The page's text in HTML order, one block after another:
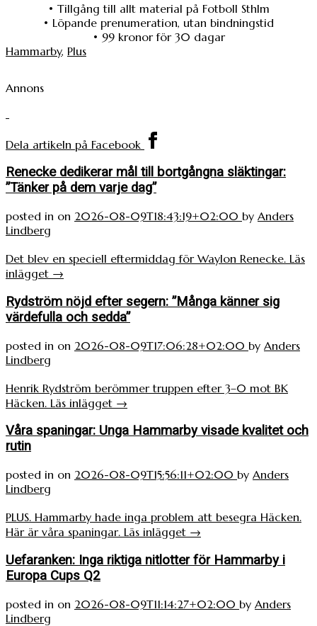
• Tillgång till allt material på Fotboll Sthlm
• Löpande prenumeration, utan bindningstid
• 99 kronor för 30 dagar
Hammarby, Plus
Annons
Dela artikeln på Facebook
Renecke dedikerar mål till bortgångna släktingar:
”Tänker på dem varje dag”
posted in on 2026-08-09T18:43:19+02:00 by Anders
Lindberg
Det blev en speciell eftermiddag för Waylon Renecke. Läs
inlägget →
Rydström nöjd efter segern: ”Många känner sig
värdefulla och sedda”
posted in on 2026-08-09T17:06:28+02:00 by Anders
Lindberg
Henrik Rydström berömmer truppen efter 3–0 mot BK
Häcken. Läs inlägget →
Våra spaningar: Unga Hammarby visade kvalitet och
rutin
posted in on 2026-08-09T15:56:11+02:00 by Anders
Lindberg
PLUS. Hammarby hade inga problem att besegra Häcken.
Här är våra spaningar. Läs inlägget →
Uefaranken: Inga riktiga nitlotter för Hammarby i
Europa Cups Q2
posted in on 2026-08-09T11:14:27+02:00 by Anders
Lindberg